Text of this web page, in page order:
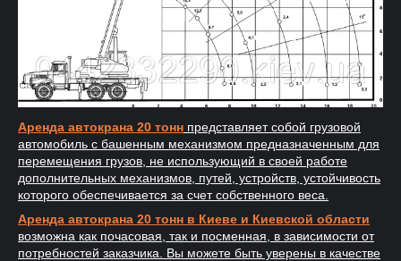
Аренда автокрана 20 тонн представляет собой грузовой
автомобиль с башенным механизмом предназначенным для
перемещения грузов, не использующий в своей работе
дополнительных механизмов, путей, устройств, устойчивость
которого обеспечивается за счет собственного веса.
Аренда автокрана 20 тонн в Киеве и Киевской области
возможна как почасовая, так и посменная, в зависимости от
потребностей заказчика. Вы можете быть уверены в качестве